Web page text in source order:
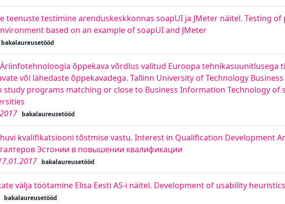
teenuste testimine arenduskeskkonnas soapUI ja JMeter näitel. Testing
based on an example of soapUI and JMeter
bakalaureusetööd
õppekava võrdlus valitud Euroopa tehnikasuunitlusega
või lähedaste õppekavadega. Tallinn University of Technology
programs matching or close to Business Information Technology of
bakalaureusetööd
kvalifikatsiooni tõstmise vastu. Interest in Qualification Development
Эстонии в повышении квалификации
bakalaureusetööd
välja töötamine Elisa Eesti AS-i näitel. Development of usability heuristics
bakalaureusetööd